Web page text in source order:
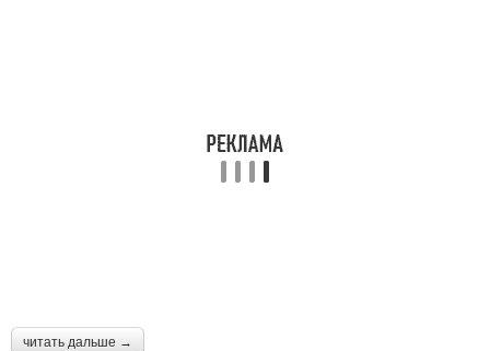
читать дальше →